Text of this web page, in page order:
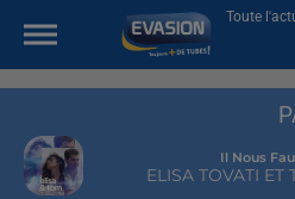
Toute
Il Nous
ELISA TOVATI ET